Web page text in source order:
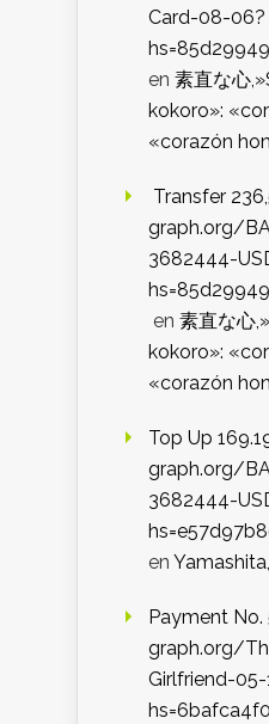
Card-08-06?
en 素直な心
kokoro»:
«corazón
Transfer
graph.org/
3682444-
en 素直な心
kokoro»:
«corazón
Top Up
graph.org/
3682444-
en
Payment No.
graph.org/
Girlfriend-05-